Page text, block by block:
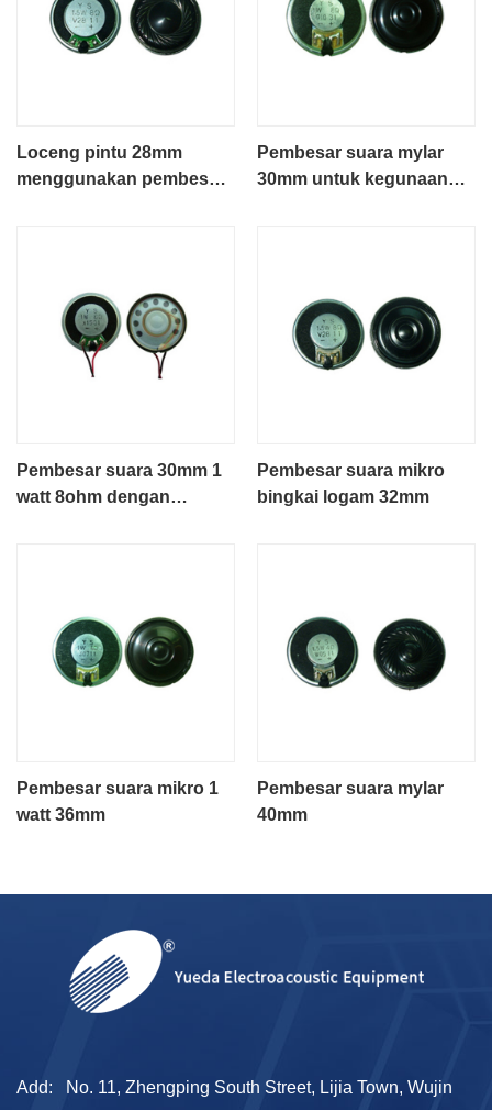
Loceng pintu 28mm
menggunakan pembesar
Pembesar suara mylar
30mm untuk kegunaan
Pembesar suara 30mm 1
watt 8ohm dengan
Pembesar suara mikro
bingkai logam 32mm
Pembesar suara mikro 1
watt 36mm
Pembesar suara mylar
40mm
Add: No. 11, Zhengping South Street, Lijia Town, Wujin